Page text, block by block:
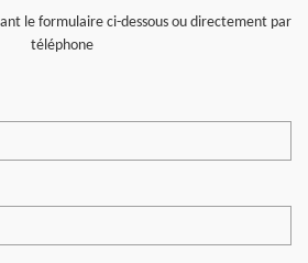
le formulaire ci-dessous ou directement par
téléphone